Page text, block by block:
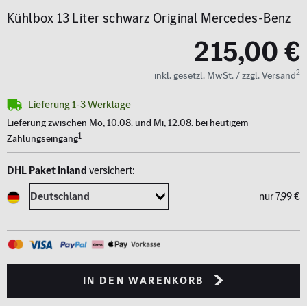
Kühlbox 13 Liter schwarz Original Mercedes-Benz
215,00 €
inkl. gesetzl. MwSt. / zzgl. Versand2
Lieferung 1-3 Werktage
Lieferung zwischen Mo, 10.08. und Mi, 12.08. bei heutigem
Zahlungseingang1
DHL Paket Inlandversichert:
nur 7,99 €
in den Warenkorb